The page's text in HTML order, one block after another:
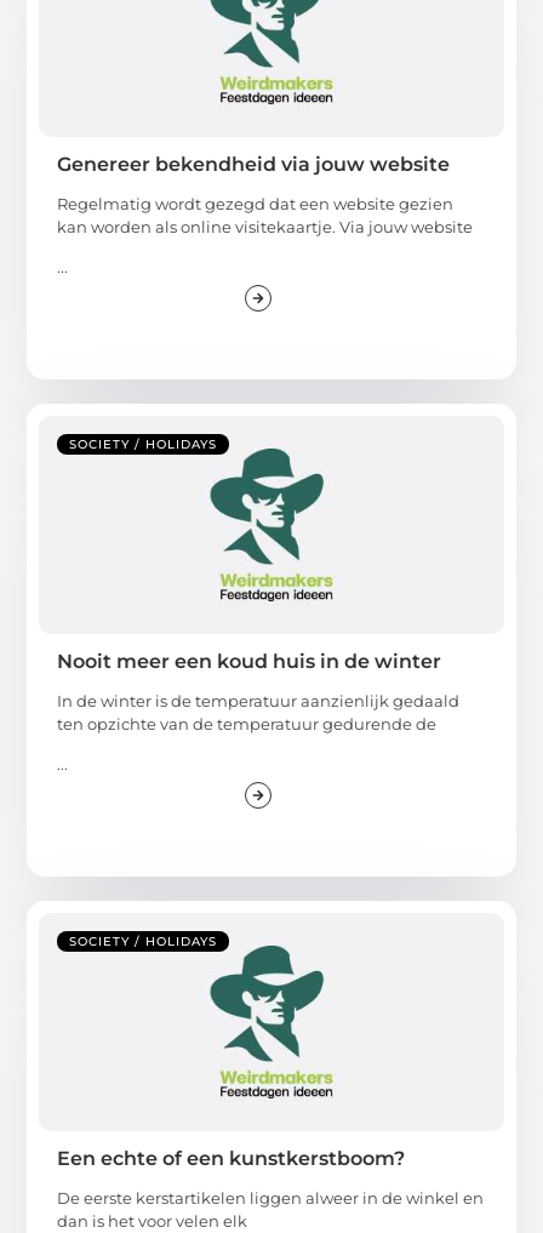
Genereer bekendheid via jouw website
Regelmatig wordt gezegd dat een website gezien
kan worden als online visitekaartje. Via jouw website
...
SOCIETY / HOLIDAYS
Nooit meer een koud huis in de winter
In de winter is de temperatuur aanzienlijk gedaald
ten opzichte van de temperatuur gedurende de
...
SOCIETY / HOLIDAYS
Een echte of een kunstkerstboom?
De eerste kerstartikelen liggen alweer in de winkel en
dan is het voor velen elk